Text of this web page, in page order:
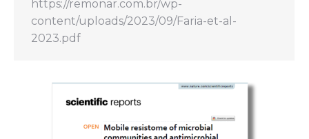
https://remonar.com.br/wp-
content/uploads/2023/09/Faria-et-al-
2023.pdf